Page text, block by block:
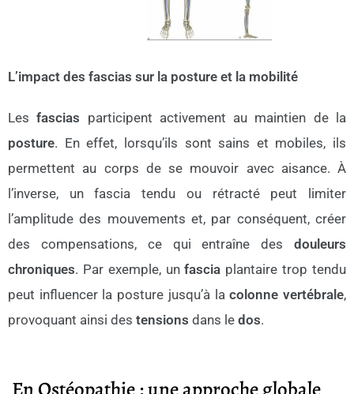
L’impact des fascias sur la posture et la mobilité
Lesfascias participent activement au maintien de la
posture. En effet, lorsqu’ils sont sains et mobiles, ils
permettent au corps de se mouvoir avec aisance. À
l’inverse, un fascia tendu ou rétracté peut limiter
l’amplitude des mouvements et, par conséquent, créer
des compensations, ce qui entraîne desdouleurs
chroniques. Par exemple, unfascia plantaire trop tendu
peut influencer la posture jusqu’à lacolonne vertébrale,
provoquant ainsi des tensions dans le dos.